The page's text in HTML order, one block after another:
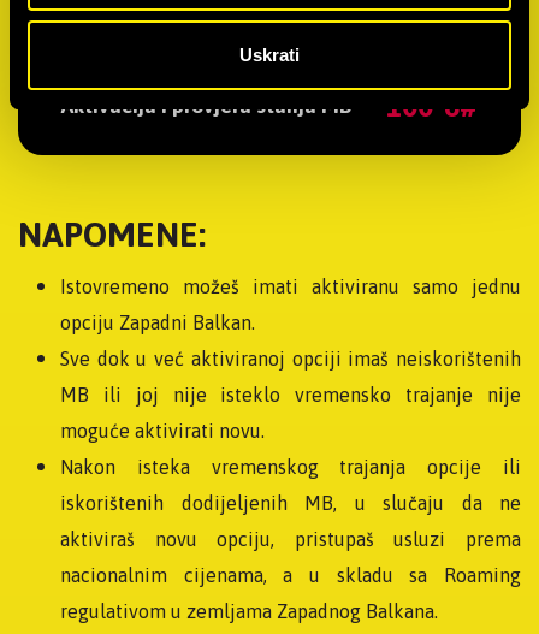
Uskrati
Aktivacija i provjera stanja MB *100*6#
NAPOMENE:
Istovremeno možeš imati aktiviranu samo jednu
opciju Zapadni Balkan.
Sve dok u već aktiviranoj opciji imaš neiskorištenih
MB ili joj nije isteklo vremensko trajanje nije
moguće aktivirati novu.
Nakon isteka vremenskog trajanja opcije ili
iskorištenih dodijeljenih MB, u slučaju da ne
aktiviraš novu opciju, pristupaš usluzi prema
nacionalnim cijenama, a u skladu sa Roaming
regulativom u zemljama Zapadnog Balkana.